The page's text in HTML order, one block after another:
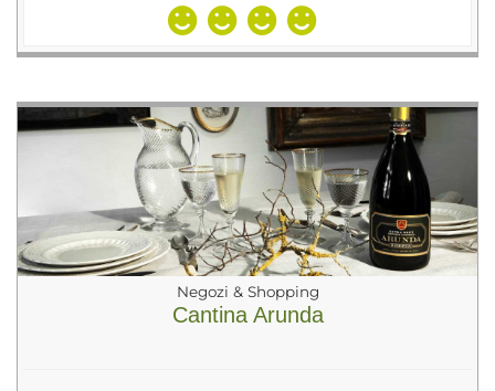
Negozi & Shopping
Cantina Arunda